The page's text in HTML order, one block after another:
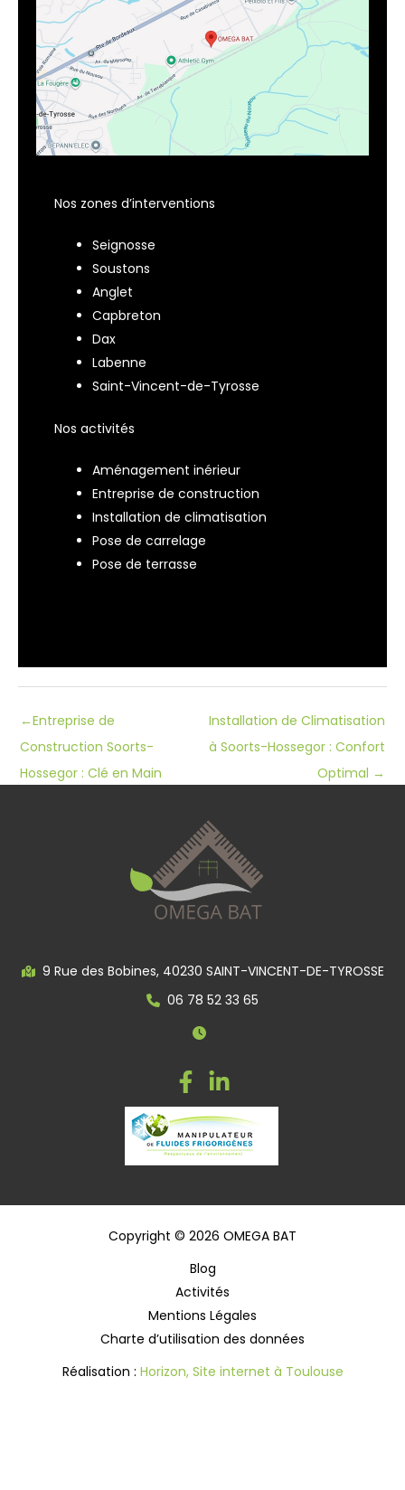
Nos zones d’interventions
Seignosse
Soustons
Anglet
Capbreton
Dax
Labenne
Saint-Vincent-de-Tyrosse
Nos activités
Aménagement inérieur
Entreprise de construction
Installation de climatisation
Pose de carrelage
Pose de terrasse
←Entreprise de
Construction Soorts-
Hossegor : Clé en Main
Installation de Climatisation
à Soorts-Hossegor : Confort
Optimal →
9 Rue des Bobines, 40230 SAINT-VINCENT-DE-TYROSSE
06 78 52 33 65
Copyright © 2026 OMEGA BAT
Blog
Activités
Mentions Légales
Charte d’utilisation des données
Réalisation : Horizon, Site internet à Toulouse